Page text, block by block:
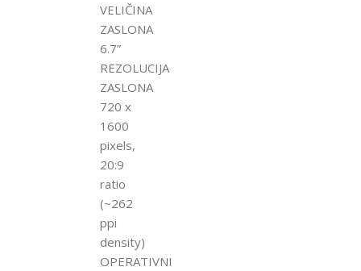
VELIČINA
ZASLONA
6.7”
REZOLUCIJA
ZASLONA
720 x
1600
pixels,
20:9
ratio
(~262
ppi
density)
OPERATIVNI